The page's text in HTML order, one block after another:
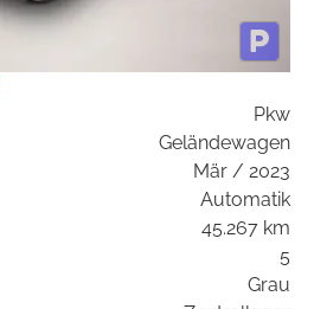
Pkw
Geländewagen
Mär / 2023
Automatik
45.267 km
5
Grau